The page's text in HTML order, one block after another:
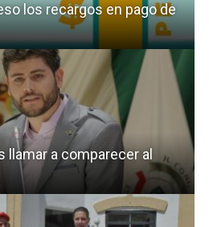
los recargos en pago de
llamar a comparecer al